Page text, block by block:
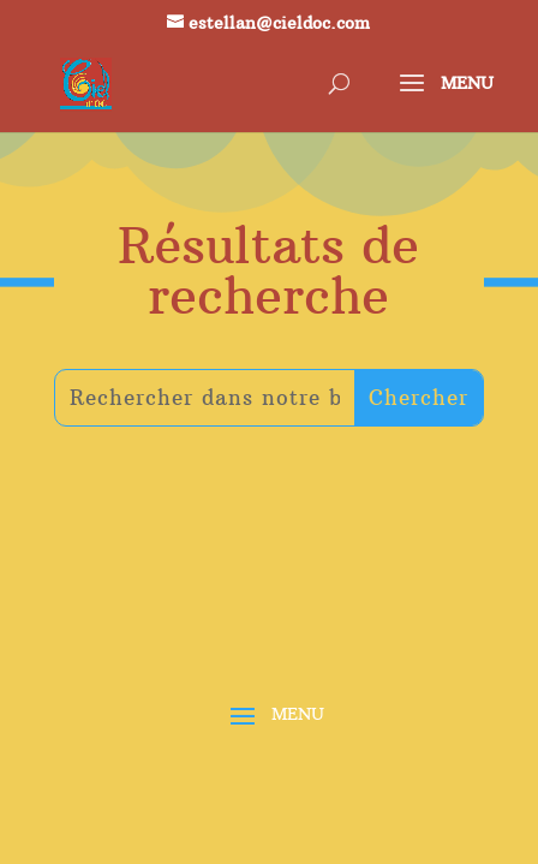
estellan@cieldoc.com
Résultats de
recherche